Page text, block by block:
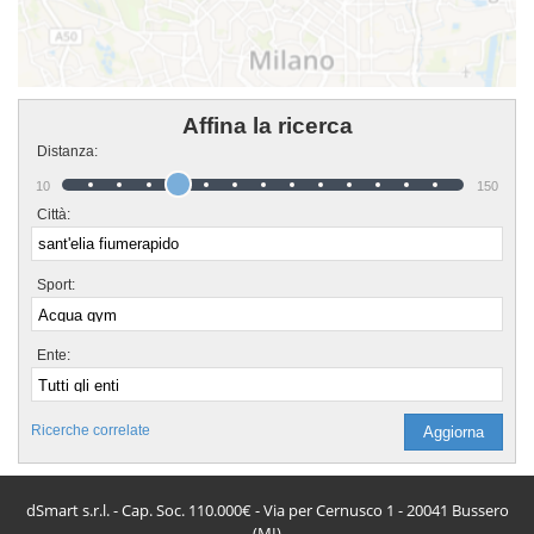
Affina la ricerca
Distanza:
10 150
Città:
Sport:
Ente:
Ricerche correlate
dSmart s.r.l. - Cap. Soc. 110.000€ - Via per Cernusco 1 - 20041 Bussero